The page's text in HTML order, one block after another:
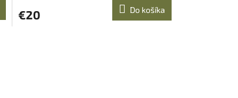
€20 Do košíka